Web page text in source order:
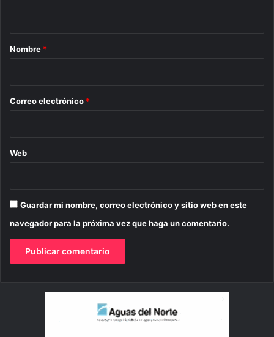
r
*
Nombre *
Correo electrónico *
Web
Guardar mi nombre, correo electrónico y sitio web en este
navegador para la próxima vez que haga un comentario.